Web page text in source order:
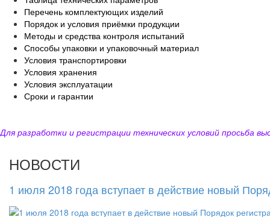
Перечень комплектующих изделий
Порядок и условия приёмки продукции
Методы и средства контроля испытаний
Способы упаковки и упаковочный материал
Условия транспортировки
Условия хранения
Условия эксплуатации
Сроки и гарантии
Для разработки и регистрации технических условий просьба
НОВОСТИ
1 июля 2018 года вступает в действие новый